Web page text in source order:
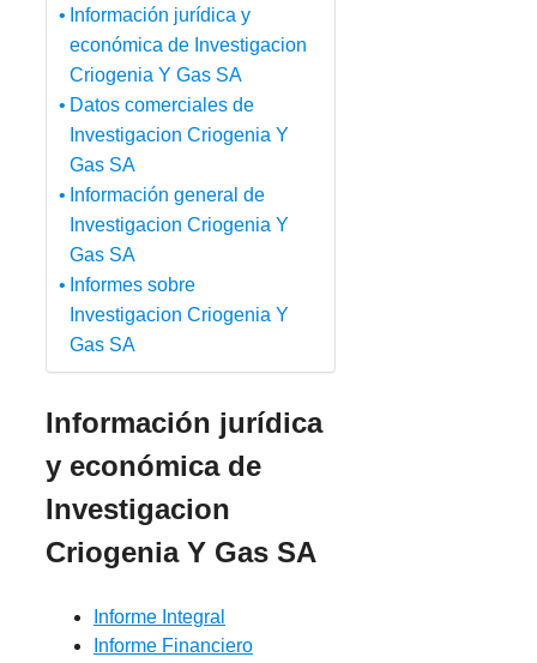
Información jurídica y
económica de Investigacion
Criogenia Y Gas SA
Datos comerciales de
Investigacion Criogenia Y
Gas SA
Información general de
Investigacion Criogenia Y
Gas SA
Informes sobre
Investigacion Criogenia Y
Gas SA
Información jurídica
y económica de
Investigacion
Criogenia Y Gas SA
Informe Integral
Informe Financiero